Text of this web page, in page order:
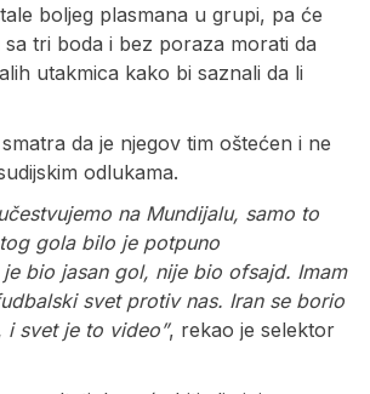
boljeg plasmana u grupi, pa će
tri boda i bez poraza morati da
utakmica kako bi saznali da li
da je njegov tim oštećen i ne
odlukama.
na Mundijalu, samo to
gola bilo je potpuno
bio jasan gol, nije bio ofsajd. Imam
svet protiv nas. Iran se borio
i svet je to video”, rekao je selektor